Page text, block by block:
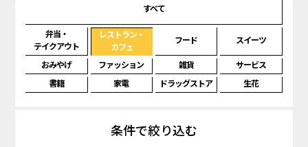
すべて
弁当・
テイクアウト
レストラン・
カフェ
フード スイーツ
おみやげ ファッション 雑貨
サービス
書籍
家電 ドラッグストア 生花
条件で絞り込む